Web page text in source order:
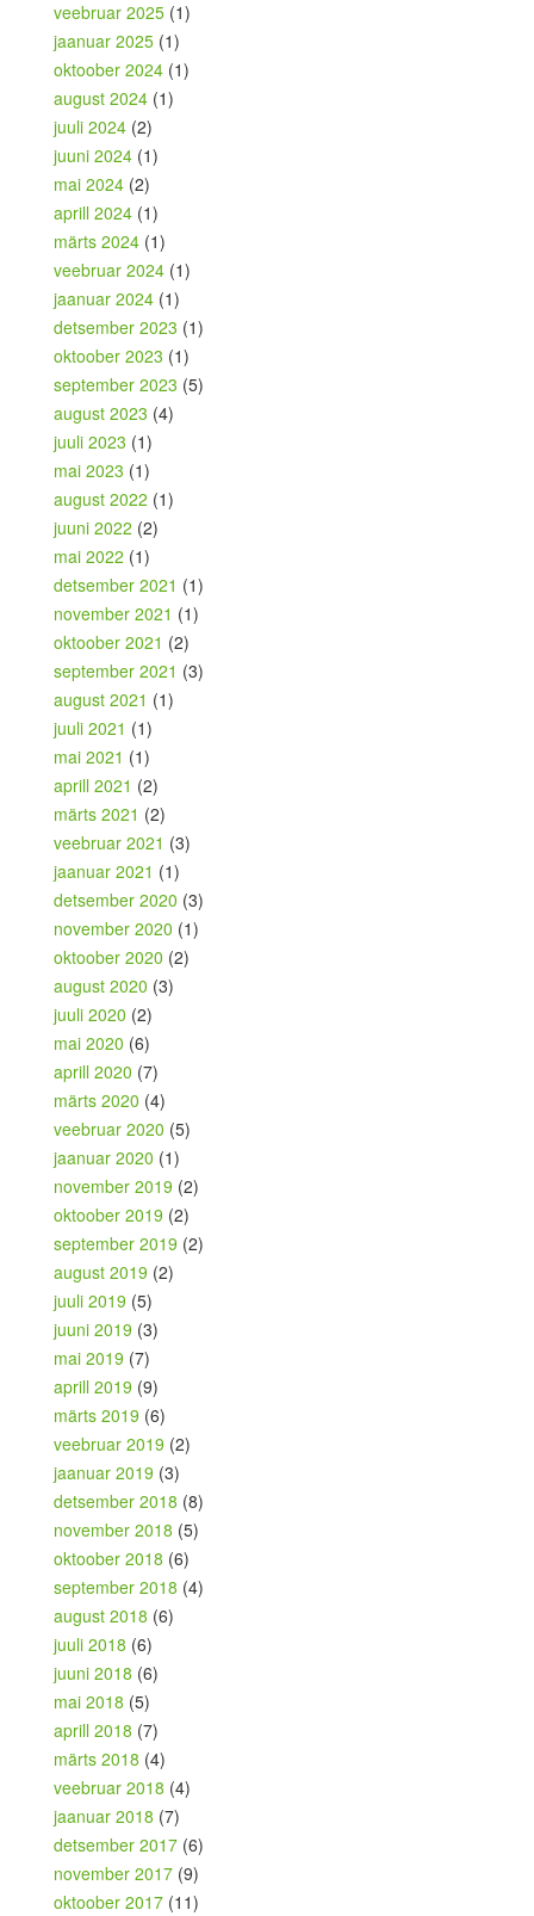
veebruar 2025 (1)
jaanuar 2025 (1)
oktoober 2024 (1)
august 2024 (1)
juuli 2024 (2)
juuni 2024 (1)
mai 2024 (2)
aprill 2024 (1)
märts 2024 (1)
veebruar 2024 (1)
jaanuar 2024 (1)
detsember 2023 (1)
oktoober 2023 (1)
september 2023 (5)
august 2023 (4)
juuli 2023 (1)
mai 2023 (1)
august 2022 (1)
juuni 2022 (2)
mai 2022 (1)
detsember 2021 (1)
november 2021 (1)
oktoober 2021 (2)
september 2021 (3)
august 2021 (1)
juuli 2021 (1)
mai 2021 (1)
aprill 2021 (2)
märts 2021 (2)
veebruar 2021 (3)
jaanuar 2021 (1)
detsember 2020 (3)
november 2020 (1)
oktoober 2020 (2)
august 2020 (3)
juuli 2020 (2)
mai 2020 (6)
aprill 2020 (7)
märts 2020 (4)
veebruar 2020 (5)
jaanuar 2020 (1)
november 2019 (2)
oktoober 2019 (2)
september 2019 (2)
august 2019 (2)
juuli 2019 (5)
juuni 2019 (3)
mai 2019 (7)
aprill 2019 (9)
märts 2019 (6)
veebruar 2019 (2)
jaanuar 2019 (3)
detsember 2018 (8)
november 2018 (5)
oktoober 2018 (6)
september 2018 (4)
august 2018 (6)
juuli 2018 (6)
juuni 2018 (6)
mai 2018 (5)
aprill 2018 (7)
märts 2018 (4)
veebruar 2018 (4)
jaanuar 2018 (7)
detsember 2017 (6)
november 2017 (9)
oktoober 2017 (11)